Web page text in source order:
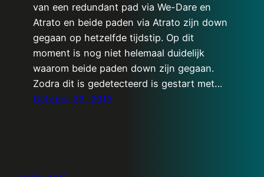
van een redundant pad via We-Dare en
Atrato en beide paden via Atrato zijn down
gegaan op hetzelfde tijdstip. Op dit
moment is nog niet helemaal duidelijk
waarom beide paden down zijn gegaan.
Zodra dit is gedetecteerd is gestart met…
October 23, 2013